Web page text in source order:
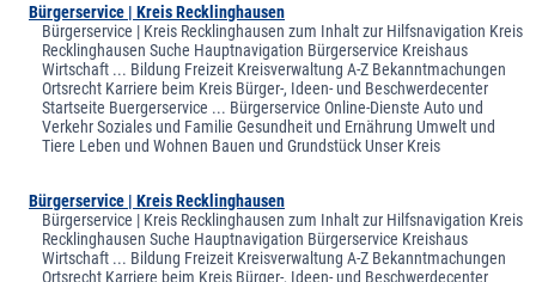
Bürgerservice | Kreis Recklinghausen
Bürgerservice | Kreis Recklinghausen zum Inhalt zur Hilfsnavigation Kreis
Recklinghausen Suche Hauptnavigation Bürgerservice Kreishaus
Wirtschaft ... Bildung Freizeit Kreisverwaltung A-Z Bekanntmachungen
Ortsrecht Karriere beim Kreis Bürger-, Ideen- und Beschwerdecenter
Startseite Buergerservice ... Bürgerservice Online-Dienste Auto und
Verkehr Soziales und Familie Gesundheit und Ernährung Umwelt und
Tiere Leben und Wohnen Bauen und Grundstück Unser Kreis
Bürgerservice | Kreis Recklinghausen
Bürgerservice | Kreis Recklinghausen zum Inhalt zur Hilfsnavigation Kreis
Recklinghausen Suche Hauptnavigation Bürgerservice Kreishaus
Wirtschaft ... Bildung Freizeit Kreisverwaltung A-Z Bekanntmachungen
Ortsrecht Karriere beim Kreis Bürger-, Ideen- und Beschwerdecenter